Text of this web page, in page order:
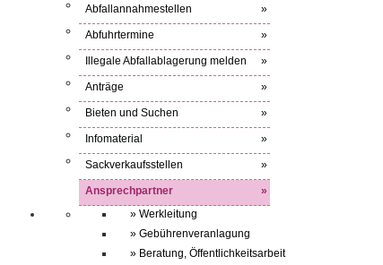
Abfallannahmestellen »
Abfuhrtermine »
Illegale Abfallablagerung melden »
Anträge »
Bieten und Suchen »
Infomaterial »
Sackverkaufsstellen »
Ansprechpartner
»
» Werkleitung
» Gebührenveranlagung
» Beratung, Öffentlichkeitsarbeit